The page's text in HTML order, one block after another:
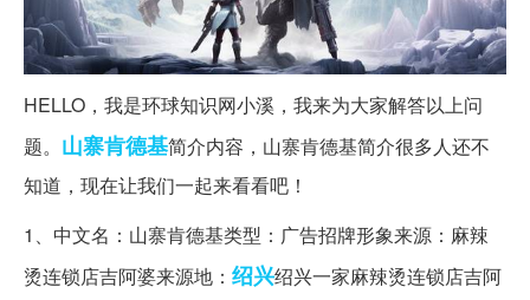
HELLO，我是环球知识网小溪，我来为大家解答以上问
题。 山寨肯德基简介内容，山寨肯德基简介很多人还不
知道，现在让我们一起来看看吧！
1、中文名：山寨肯德基类型：广告招牌形象来源：麻辣
烫连锁店吉阿婆来源地： 绍兴绍兴一家麻辣烫连锁店吉阿